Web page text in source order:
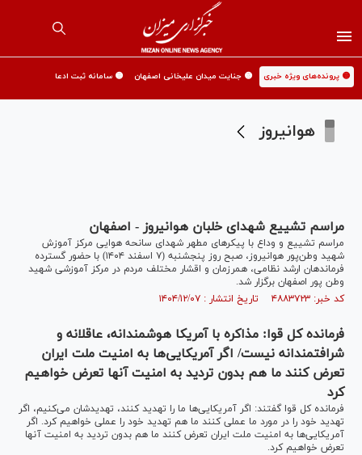
🟡 پرونده‌های ویژه خبری 🟡 جنایت میدان علیخانی اصفهان 🟡 سامانه ثبت ادعا
هوانیروز
مراسم تشییع شهدای خلبان هوانیروز - اصفهان‎
مراسم تشییع و وداع با پیکر‌های مطهر شهدای سانحه هوایی مرکز آموزش
شهید وطن‌پور هوانیروز، صبح روز پنجشنبه (۷ اسفند ۱۴۰۴) با حضور گسترده
فرماندهان ارشد نظامی، همرزمان و اقشار مختلف مردم در مرکز آموزشی شهید
وطن پور اصفهان برگزار شد.
کد خبر: ۴۸۸۳۷۲۳ تاریخ انتشار : ۱۴۰۴/۱۲/۰۷
فرمانده کل قوا: مذاکره با آمریکا هوشمندانه، عاقلانه و
شرافتمندانه نیست/ اگر آمریکایی‌ها به امنیت ملت ایران
تعرض کنند ما هم بدون تردید به امنیت آنها تعرض خواهیم
کرد
فرمانده کل قوا گفتند: اگر آمریکایی‌ها ما را تهدید کنند، تهدیدشان می‌کنیم، اگر
تهدید خود را در مورد ما عملی کنند ما هم تهدید خود را عملی خواهیم کرد. اگر
آمریکایی‌ها به امنیت ملت ایران تعرض کنند ما هم بدون تردید به امنیت آنها
تعرض خواهیم کرد.